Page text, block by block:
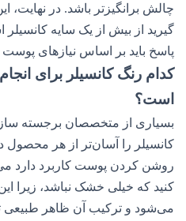
چالش برانگیزتر باشد. در نهایت،
گیرید از بیش از یک سایه کانسیلر
پاسخ باید بر اساس نیازهای پوست
کدام رنگ کانسیلر برای انجام
است؟
بسیاری از متخصصان برجسته سازی
کانسیلر را آسان‌تر از هر محصول
روشن کردن پوست کاربرد دارد
کنید که خیلی خشک نباشد، زیرا
می‌شود و ترکیب آن ظاهر طبیعی